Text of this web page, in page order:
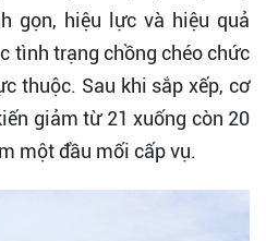
gọn, hiệu lực và hiệu quả
tình trạng chồng chéo chức
thuộc. Sau khi sắp xếp, cơ
giảm từ 21 xuống còn 20
một đầu mối cấp vụ.